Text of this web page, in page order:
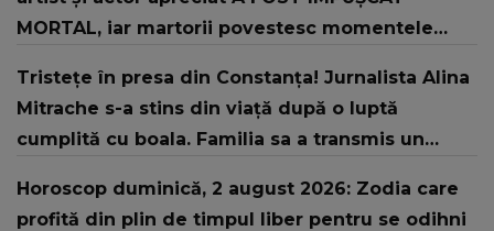
MORTAL, iar martorii povestesc momentele
armă au fost trase. O parte a capului i-a fost..."
Tristețe în presa din Constanța! Jurnalista Alina
Mitrache s-a stins din viață după o luptă
cumplită cu boala. Familia sa a transmis un
Horoscop duminică, 2 august 2026: Zodia care
profită din plin de timpul liber pentru se odihni